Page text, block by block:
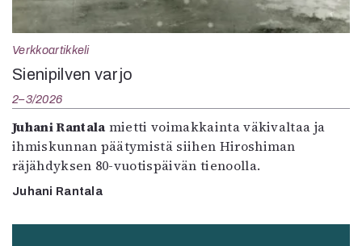
Verkkoartikkeli
Sienipilven varjo
2–3/2026
Juhani Rantala mietti voimakkainta väkivaltaa ja
ihmiskunnan päätymistä siihen Hiroshiman
räjähdyksen 80-vuotispäivän tienoolla.
Juhani Rantala